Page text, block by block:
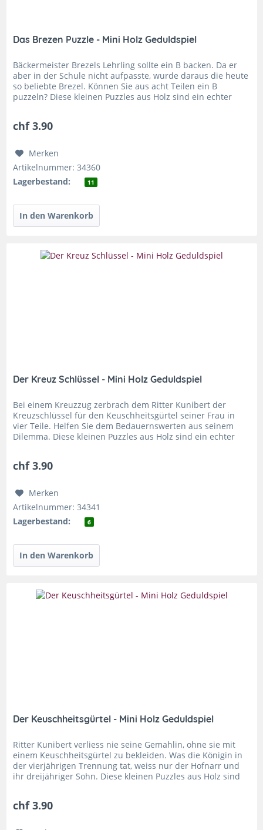
Das Brezen Puzzle - Mini Holz Geduldspiel
Bäckermeister Brezels Lehrling sollte ein B backen. Da er
aber in der Schule nicht aufpasste, wurde daraus die heute
so beliebte Brezel. Können Sie aus acht Teilen ein B
puzzeln? Diese kleinen Puzzles aus Holz sind ein echter
chf 3.90
Merken
Artikelnummer: 34360
Lagerbestand:
11
Der Kreuz Schlüssel - Mini Holz Geduldspiel
Bei einem Kreuzzug zerbrach dem Ritter Kunibert der
Kreuzschlüssel für den Keuschheitsgürtel seiner Frau in
vier Teile. Helfen Sie dem Bedauernswerten aus seinem
Dilemma. Diese kleinen Puzzles aus Holz sind ein echter
chf 3.90
Merken
Artikelnummer: 34341
Lagerbestand:
6
Der Keuschheitsgürtel - Mini Holz Geduldspiel
Ritter Kunibert verliess nie seine Gemahlin, ohne sie mit
einem Keuschheitsgürtel zu bekleiden. Was die Königin in
der vierjährigen Trennung tat, weiss nur der Hofnarr und
ihr dreijähriger Sohn. Diese kleinen Puzzles aus Holz sind
chf 3.90